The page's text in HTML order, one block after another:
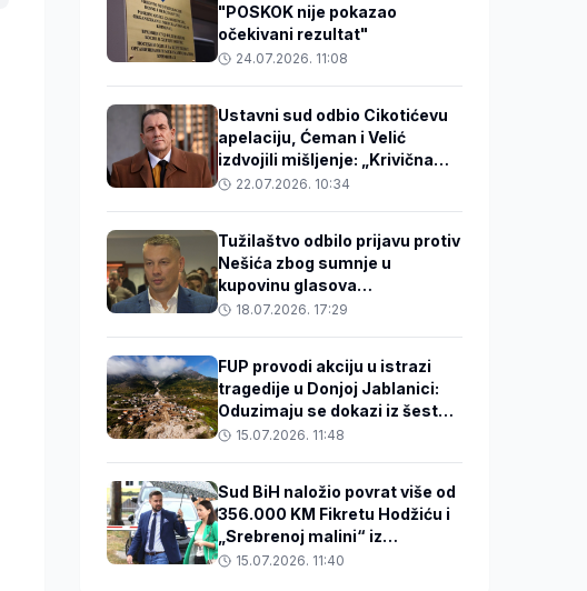
"POSKOK nije pokazao
očekivani rezultat"
24.07.2026. 11:08
Ustavni sud odbio Cikotićevu
apelaciju, Ćeman i Velić
izdvojili mišljenje: „Krivična
odgovornost ne može
22.07.2026. 10:34
Tužilaštvo odbilo prijavu protiv
Nešića zbog sumnje u
kupovinu glasova
zapošljavanjem
18.07.2026. 17:29
FUP provodi akciju u istrazi
tragedije u Donjoj Jablanici:
Oduzimaju se dokazi iz šest
pravnih osoba
15.07.2026. 11:48
Sud BiH naložio povrat više od
356.000 KM Fikretu Hodžiću i
„Srebrenoj malini“ iz
predmeta „Respiratori“
15.07.2026. 11:40